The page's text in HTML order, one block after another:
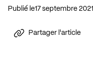
Publié le 17 septembre 2021
Partager l'article